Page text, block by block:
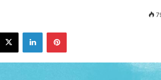
X LinkedInPinterest